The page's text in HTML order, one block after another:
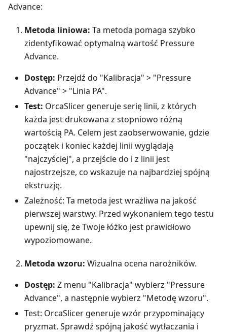
Advance:
Metoda liniowa: Ta metoda pomaga szybko
zidentyfikować optymalną wartość Pressure
Advance.
Dostęp: Przejdź do "Kalibracja" > "Pressure
Advance" > "Linia PA".
Test: OrcaSlicer generuje serię linii, z których
każda jest drukowana z stopniowo różną
wartością PA. Celem jest zaobserwowanie, gdzie
początek i koniec każdej linii wyglądają
"najczyściej", a przejście do i z linii jest
najostrzejsze, co wskazuje na najbardziej spójną
ekstruzję.
Zależność: Ta metoda jest wrażliwa na jakość
pierwszej warstwy. Przed wykonaniem tego testu
upewnij się, że Twoje łóżko jest prawidłowo
wypoziomowane.
Metoda wzoru: Wizualna ocena narożników.
Dostęp: Z menu "Kalibracja" wybierz "Pressure
Advance", a następnie wybierz "Metodę wzoru".
Test: OrcaSlicer generuje wzór przypominający
pryzmat. Sprawdź spójną jakość wytłaczania i